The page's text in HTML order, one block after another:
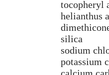
tocopheryl
helianthus
silica
sodium
potassium